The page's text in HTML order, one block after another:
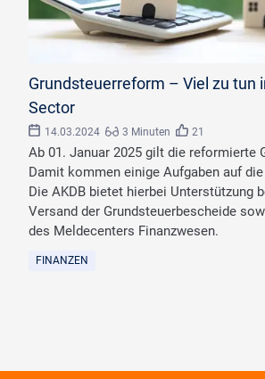
Grundsteuerreform – Viel zu tun
Sector
14.03.2024 3 Minuten 21
Ab 01. Januar 2025 gilt die reformierte
Damit kommen einige Aufgaben auf
Die AKDB bietet hierbei Unterstützung
Versand der Grundsteuerbescheide
des Meldecenters Finanzwesen.
FINANZEN